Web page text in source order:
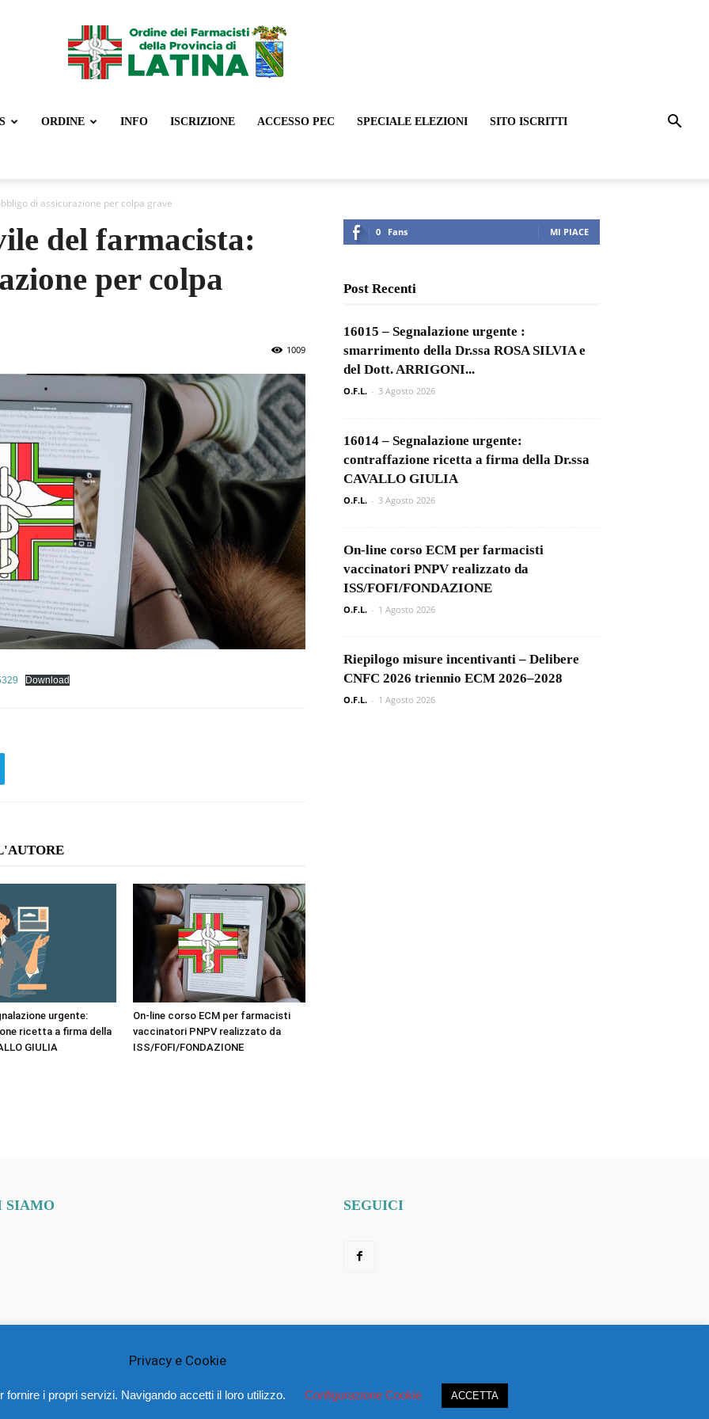
Farmacisti
ORDINE INFO ISCRIZIONE ACCESSO PEC SPECIALE ELEZIONI SITO ISCRITTI
di assicurazione per colpa grave
del farmacista:
per colpa
1009
Download
urgente:
ricetta a firma della
GIULIA
On-line corso ECM per farmacisti
vaccinatori PNPV realizzato da
ISS/FOFI/FONDAZIONE
0 Fans MI PIACE
Post Recenti
16015 – Segnalazione urgente :
smarrimento della Dr.ssa ROSA SILVIA e
del Dott. ARRIGONI...
O.F.L. - 3 Agosto 2026
16014 – Segnalazione urgente:
contraffazione ricetta a firma della Dr.ssa
CAVALLO GIULIA
O.F.L. - 3 Agosto 2026
On-line corso ECM per farmacisti
vaccinatori PNPV realizzato da
ISS/FOFI/FONDAZIONE
O.F.L. - 1 Agosto 2026
Riepilogo misure incentivanti – Delibere
CNFC 2026 triennio ECM 2026–2028
O.F.L. - 1 Agosto 2026
SIAMO SEGUICI
Privacy e Cookie
i propri servizi. Navigando accetti il loro utilizzo. Configurazione Cookie ACCETTA